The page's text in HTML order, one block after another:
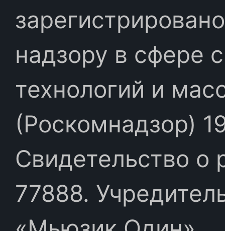
надзору в сфере
технологий и
(Роскомнадзор)
Свидетельство
77888.